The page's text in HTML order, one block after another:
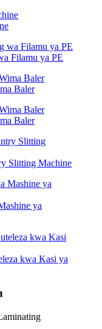
Filamu ya PE
Baler
Baler
Slitting Machine
ya
kwa Kasi ya